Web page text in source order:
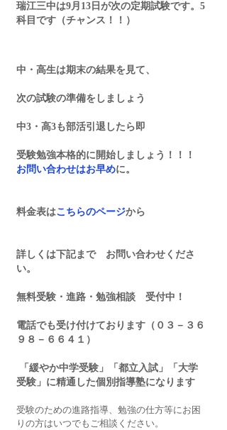
瑞江三中は9月13日が次の定期試験です。5
科目です（チャンス！！）
中・高生は期末の結果を見て、
次の試験の準備をしましょう
中3・高3も部活引退したら即
受験勉強本格的に開始しましょう！！！
お問い合わせはお早めに。
料金表はこちらのページから
詳しくは下記まで　お問い合わせくださ
い。
無料受験・進路・勉強相談　受付中！
電話でも受け付けております（０３－３６
９８－６６４１）
受験」に精通した個別指導塾になります
受験のための進路指導、勉強の仕方等にお困
りの方はいつでもご相談ください。